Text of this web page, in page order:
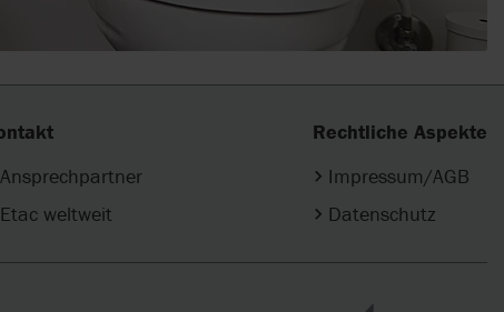
Ansprechpartner
Etac weltweit
Rechtliche Aspekte
Impressum/AGB
Datenschutz